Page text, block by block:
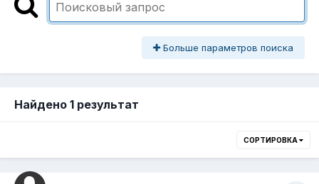
Больше параметров поиска
Найдено 1 результат
СОРТИРОВКА